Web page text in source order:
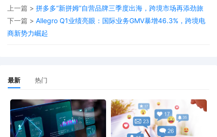
下释放香气，不仅易溶解，而且不会堵塞下水管，为消费者带来了
愉悦的沐浴体验。
万美元，为家庭理疗提供了便利；Lysol消毒喷雾月销52.91万美
元，满足了家庭清洁消毒的需求；Love, Lori足部磨砂凝胶月销
40.38万美元，为足部护理提供了解决方案；肩颈放松器月销37.78
万美元，帮助人们缓解肩颈疲劳；迷你急救包月销35.96万美元，为
家庭应急提供了保障；Alcedo Health注射器便携盒月销13.9万美
上一篇 > 拼多多“新拼姆”自营品牌三季度出海，跨境市场再添劲旅
下一篇 > Allegro Q1业绩亮眼：国际业务GMV暴增46.3%，跨境电
商新势力崛起
最新 热门